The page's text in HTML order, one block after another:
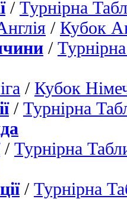
/ Турнірна
/ Кубок
/
/ Кубок
/ Турнірна
/ Турнірна
/ Турнірна